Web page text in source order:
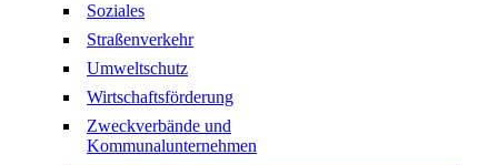
Soziales
Straßenverkehr
Umweltschutz
Wirtschaftsförderung
Zweckverbände und
Kommunalunternehmen